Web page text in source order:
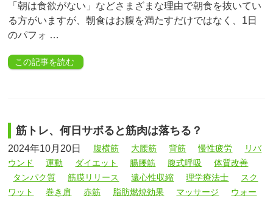
「朝は食欲がない」などさまざまな理由で朝食を抜いてい
る方がいますが、朝食はお腹を満たすだけではなく、1日
のパフォ …
この記事を読む
筋トレ、何日サボると筋肉は落ちる？
2024年10月20日 腹横筋 大腰筋 背筋 慢性疲労
リバ
ウンド
運動 ダイエット 腸腰筋 腹式呼吸
体質改善
タンパク質
筋膜リリース 遠心性収縮 理学療法士
スク
ワット
巻き肩 赤筋 脂肪燃焼効果 マッサージ
ウォー